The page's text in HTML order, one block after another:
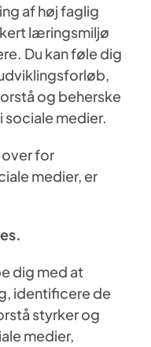
af høj faglig
læringsmiljø
Du kan føle dig
og beherske
sociale medier.
over for
medier, er
dig med at
identificere de
styrker og
medier,